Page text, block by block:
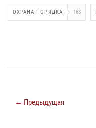
ОХРАНА ПОРЯДКА 168
← Предыдущая